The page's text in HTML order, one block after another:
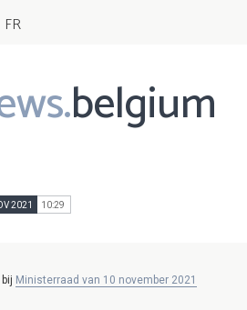
FR
belgium
2021 10:29
Ministerraad van 10 november 2021